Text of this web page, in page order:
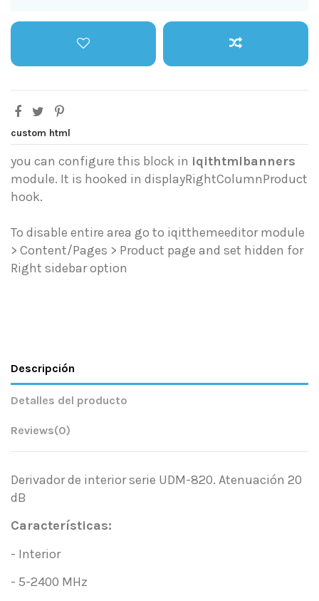
custom html
you can configure this block in iqithtmlbanners
module. It is hooked in displayRightColumnProduct
hook.
To disable entire area go to iqitthemeeditor module
> Content/Pages > Product page and set hidden for
Right sidebar option
Descripción
Detalles del producto
Reviews(0)
Derivador de interior serie UDM-820. Atenuación 20
dB
Características:
- Interior
- 5-2400 MHz